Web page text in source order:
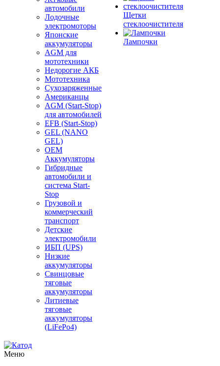
автомобили
Лодочные
электромоторы
Японские
аккумуляторы
AGM для
мототехники
Недорогие АКБ
Мототехника
Сухозаряженные
Американцы
AGM (Start-Stop)
для автомобилей
EFB (Start-Stop)
GEL (NANO
GEL)
OEM
Аккумуляторы
Гибридные
автомобили и
система Start-
Stop
Грузовой и
коммерческий
транспорт
Детские
электромобили
ИБП (UPS)
Низкие
аккумуляторы
Свинцовые
тяговые
аккумуляторы
Литиевые
тяговые
аккумуляторы
(LiFePo4)
Щетки
стеклоочистителя
Лампочки
Меню